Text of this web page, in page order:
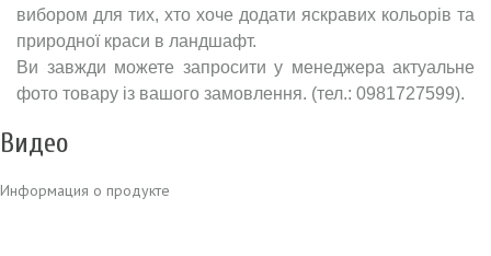
вибором для тих, хто хоче додати яскравих кольорів та
природної краси в ландшафт.
Ви завжди можете запросити у менеджера актуальне
фото товару із вашого замовлення. (тел.: 0981727599).
Видео
Информация о продукте